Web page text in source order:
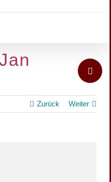
Zurück Weiter
Toggle
Sliding